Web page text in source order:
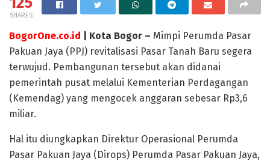
SHARES
BogorOne.co.id | Kota Bogor – Mimpi Perumda Pasar
Pakuan Jaya (PPJ) revitalisasi Pasar Tanah Baru segera
terwujud. Pembangunan tersebut akan didanai
pemerintah pusat melalui Kementerian Perdagangan
(Kemendag) yang mengocek anggaran sebesar Rp3,6
miliar.
Hal itu diungkapkan Direktur Operasional Perumda
Pasar Pakuan Jaya (Dirops) Perumda Pasar Pakuan Jaya,